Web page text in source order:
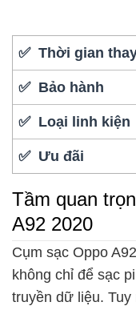
✅ Thời gian
✅ Bảo hành
✅ Loại linh kiện
✅ Ưu đãi
Tầm quan
A92 2020
Cụm sạc Oppo
không chỉ để sạc
truyền dữ liệu. Tuy